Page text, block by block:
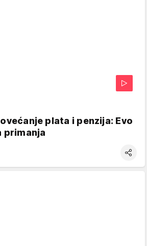
plata i penzija: Evo
primanja